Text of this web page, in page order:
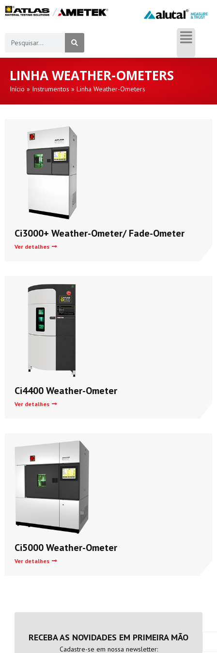
LINHA WEATHER-OMETERS
Início » Instrumentos » Linha Weather-Ometers
Ci3000+ Weather-Ometer/ Fade-Ometer
Ver detalhes
Ci4400 Weather-Ometer
Ver detalhes
Ci5000 Weather-Ometer
Ver detalhes
RECEBA AS NOVIDADES EM PRIMEIRA MÃO
Cadastre-se em nossa newsletter: